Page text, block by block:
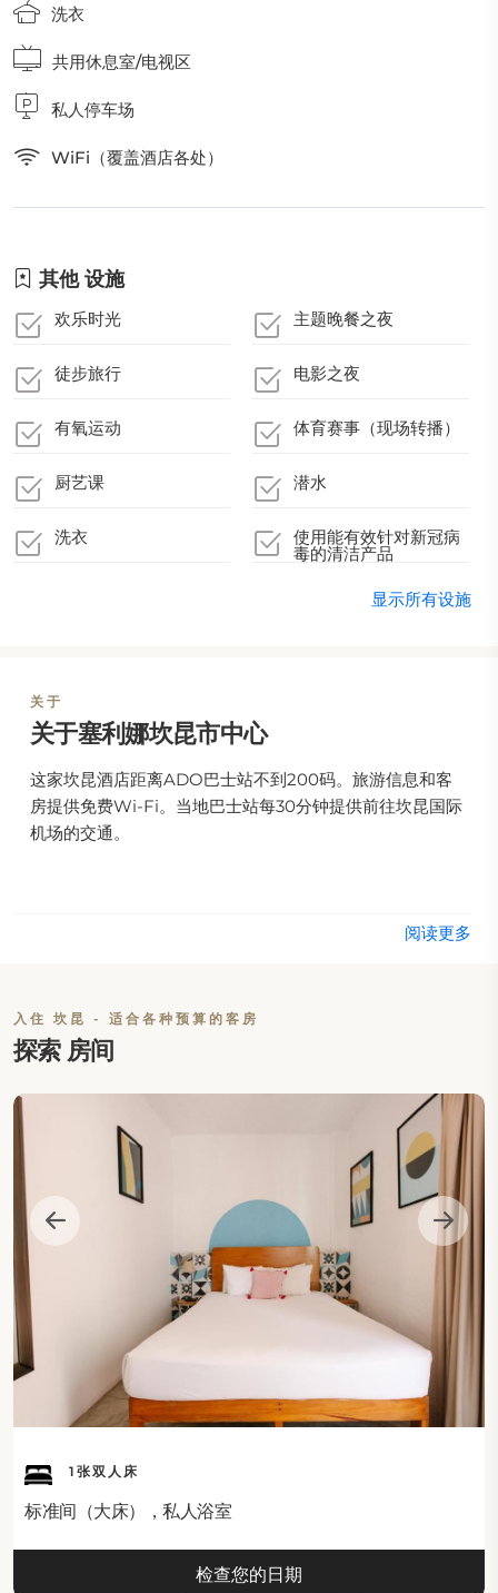
洗衣
共用休息室/电视区
私人停车场
WiFi（覆盖酒店各处）
其他 设施
欢乐时光 主题晚餐之夜
徒步旅行 电影之夜
有氧运动 体育赛事（现场转播）
厨艺课 潜水
洗衣 使用能有效针对新冠病
毒的清洁产品
显示所有设施
关于
关于塞利娜坎昆市中心
这家坎昆酒店距离ADO巴士站不到200码。旅游信息和客
房提供免费Wi-Fi。当地巴士站每30分钟提供前往坎昆国际
机场的交通。
阅读更多
入住 坎昆 - 适合各种预算的客房
探索 房间
1张双人床
标准间（大床），私人浴室
检查您的日期